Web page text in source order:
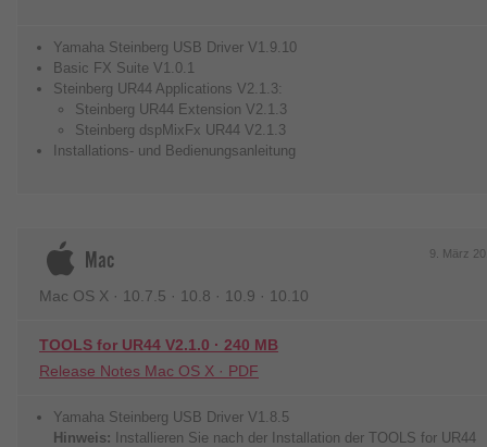
Yamaha Steinberg USB Driver V1.9.10
Basic FX Suite V1.0.1
Steinberg UR44 Applications V2.1.3:
Steinberg UR44 Extension V2.1.3
Steinberg dspMixFx UR44 V2.1.3
Installations- und Bedienungsanleitung
9. März
Mac
Mac OS X · 10.7.5 · 10.8 · 10.9 · 10.10
TOOLS for UR44 V2.1.0 · 240 MB
Release Notes Mac OS X · PDF
Yamaha Steinberg USB Driver V1.8.5
Hinweis: Installieren Sie nach der Installation der TOOLS for UR44